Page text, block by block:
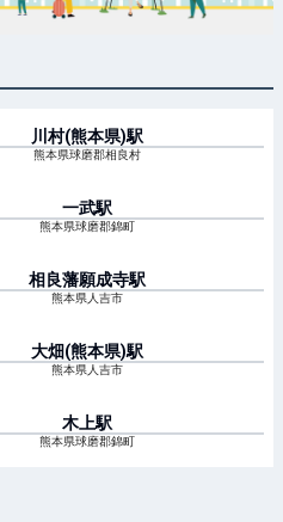
川村(熊本県)駅
熊本県球磨郡相良村
一武駅
熊本県球磨郡錦町
相良藩願成寺駅
熊本県人吉市
大畑(熊本県)駅
熊本県人吉市
木上駅
熊本県球磨郡錦町